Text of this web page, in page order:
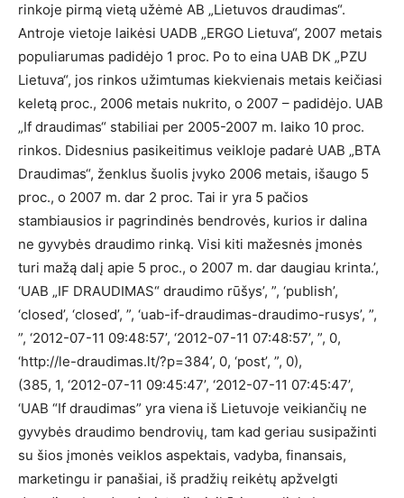
rinkoje pirmą vietą užėmė AB „Lietuvos draudimas“.
Antroje vietoje laikėsi UADB „ERGO Lietuva“, 2007 metais
populiarumas padidėjo 1 proc. Po to eina UAB DK „PZU
Lietuva“, jos rinkos užimtumas kiekvienais metais keičiasi
keletą proc., 2006 metais nukrito, o 2007 – padidėjo. UAB
„If draudimas“ stabiliai per 2005-2007 m. laiko 10 proc.
rinkos. Didesnius pasikeitimus veikloje padarė UAB „BTA
Draudimas“, ženklus šuolis įvyko 2006 metais, išaugo 5
proc., o 2007 m. dar 2 proc. Tai ir yra 5 pačios
stambiausios ir pagrindinės bendrovės, kurios ir dalina
ne gyvybės draudimo rinką. Visi kiti mažesnės įmonės
turi mažą dalį apie 5 proc., o 2007 m. dar daugiau krinta.’,
‘UAB „IF DRAUDIMAS“ draudimo rūšys’, ”, ‘publish’,
‘closed’, ‘closed’, ”, ‘uab-if-draudimas-draudimo-rusys’, ”,
”, ‘2012-07-11 09:48:57’, ‘2012-07-11 07:48:57’, ”, 0,
‘http://le-draudimas.lt/?p=384’, 0, ‘post’, ”, 0),
(385, 1, ‘2012-07-11 09:45:47’, ‘2012-07-11 07:45:47’,
‘UAB “If draudimas” yra viena iš Lietuvoje veikiančių ne
gyvybės draudimo bendrovių, tam kad geriau susipažinti
su šios įmonės veiklos aspektais, vadyba, finansais,
marketingu ir panašiai, iš pradžių reikėtų apžvelgti